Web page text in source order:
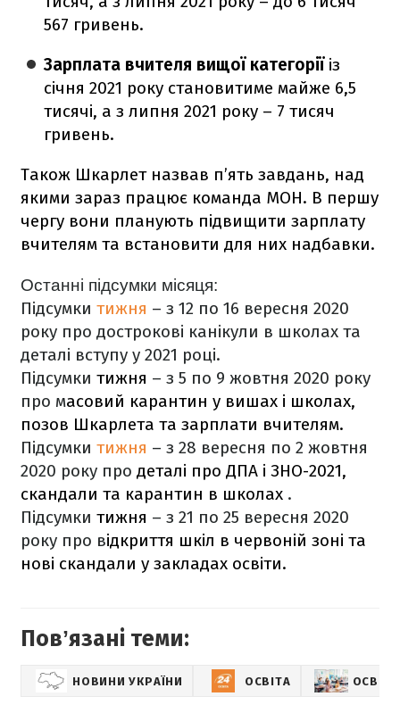
567 гривень.
Зарплата вчителя вищої категоріїіз
січня 2021 року становитиме майже 6,5
тисячі, а з липня 2021 року – 7 тисяч
гривень.
Також Шкарлет назвав п’ять завдань, над
якими зараз працює команда МОН. В першу
чергу вони планують підвищити зарплату
вчителям та встановити для них надбавки.
Останні підсумки місяця:
Підсумки тижня – з 12 по 16 вересня 2020
року про дострокові канікули в школах та
деталі вступу у 2021 році.
Підсумки тижня – з 5 по 9 жовтня 2020 року
про масовий карантин у вишах і школах,
позов Шкарлета та зарплати вчителям.
Підсумки тижня – з 28 вересня по 2 жовтня
2020 року про деталі про ДПА і ЗНО-2021,
скандали та карантин в школах .
Підсумки тижня – з 21 по 25 вересня 2020
року про відкриття шкіл в червоній зоні та
нові скандали у закладах освіти.
Повʼязані теми:
НОВИНИ УКРАЇНИ ОСВІТА